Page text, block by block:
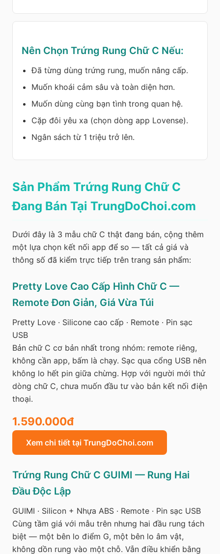
Nên Chọn Trứng Rung Chữ C Nếu:
Đã từng dùng trứng rung, muốn nâng cấp.
Muốn khoái cảm sâu và toàn diện hơn.
Muốn dùng cùng bạn tình trong quan hệ.
Cặp đôi yêu xa (chọn dòng app Lovense).
Ngân sách từ 1 triệu trở lên.
Sản Phẩm Trứng Rung Chữ C
Đang Bán Tại TrungDoChoi.com
Dưới đây là 3 mẫu chữ C thật đang bán, cộng thêm
một lựa chọn kết nối app để so — tất cả giá và
thông số đã kiểm trực tiếp trên trang sản phẩm:
Pretty Love Cao Cấp Hình Chữ C —
Remote Đơn Giản, Giá Vừa Túi
Pretty Love · Silicone cao cấp · Remote · Pin sạc
USB
Bản chữ C cơ bản nhất trong nhóm: remote riêng,
không cần app, bấm là chạy. Sạc qua cổng USB nên
không lo hết pin giữa chừng. Hợp với người mới thử
dòng chữ C, chưa muốn đầu tư vào bản kết nối điện
thoại.
1.590.000đ
Xem chi tiết tại TrungDoChoi.com
Trứng Rung Chữ C GUIMI — Rung Hai
Đầu Độc Lập
GUIMI · Silicon + Nhựa ABS · Remote · Pin sạc USB
Cùng tầm giá với mẫu trên nhưng hai đầu rung tách
biệt — một bên lo điểm G, một bên lo âm vật,
không dồn rung vào một chỗ. Vẫn điều khiển bằng